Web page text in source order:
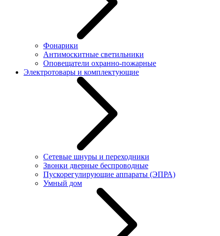
Фонарики
Антимоскитные светильники
Оповещатели охранно-пожарные
Электротовары и комплектующие
Сетевые шнуры и переходники
Звонки дверные беспроводные
Пускорегулирующие аппараты (ЭПРА)
Умный дом